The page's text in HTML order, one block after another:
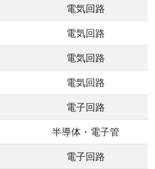
電気回路
電気回路
電気回路
電気回路
電子回路
半導体・電子管
電子回路